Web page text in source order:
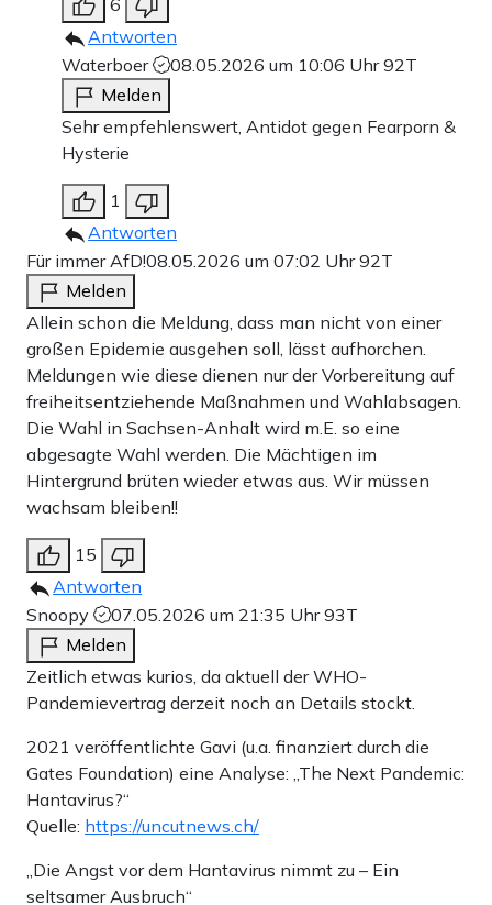
Antworten
Waterboer
08.05.2026 um 10:06 Uhr92T
Melden
Sehr empfehlenswert, Antidot gegen Fearporn &
Hysterie
1
Antworten
Für immer AfD!08.05.2026 um 07:02 Uhr92T
Melden
Allein schon die Meldung, dass man nicht von einer
großen Epidemie ausgehen soll, lässt aufhorchen.
Meldungen wie diese dienen nur der Vorbereitung auf
freiheitsentziehende Maßnahmen und Wahlabsagen.
Die Wahl in Sachsen-Anhalt wird m.E. so eine
abgesagte Wahl werden. Die Mächtigen im
Hintergrund brüten wieder etwas aus. Wir müssen
wachsam bleiben!!
15
Antworten
Snoopy
07.05.2026 um 21:35 Uhr93T
Melden
Zeitlich etwas kurios, da aktuell der WHO-
Pandemievertrag derzeit noch an Details stockt.
2021 veröffentlichte Gavi (u.a. finanziert durch die
Gates Foundation) eine Analyse: „The Next Pandemic:
Hantavirus?“
Quelle: https://uncutnews.ch/
„Die Angst vor dem Hantavirus nimmt zu – Ein
seltsamer Ausbruch“